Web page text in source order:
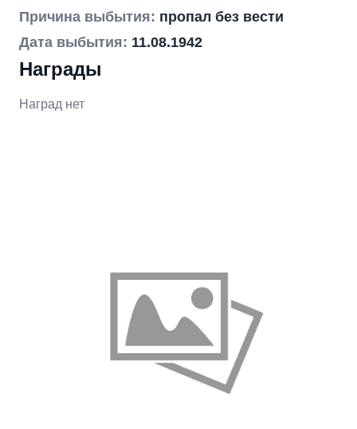
Причина выбытия: пропал без вести
Дата выбытия: 11.08.1942
Награды
Наград нет